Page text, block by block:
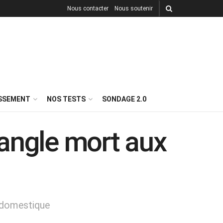
Nous contacter Nous soutenir
NOS TESTS SONDAGE 2.0
mort aux